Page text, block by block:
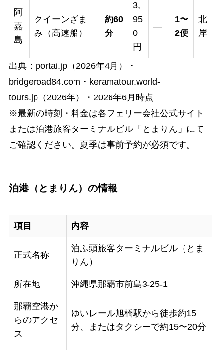
阿
嘉
島
クイーンざま
み（高速船）
約60
分
3,
95
0
円
—
1〜
2便
北
岸
出典：portai.jp（2026年4月）・
bridgeroad84.com・keramatour.world-
tours.jp（2026年）・2026年6月時点
※最新の時刻・料金は各フェリー会社公式サイト
または泊港旅客ターミナルビル「とまりん」にて
ご確認ください。夏季は事前予約が必須です。
泊港（とまりん）の情報
項目 内容
正式名称
泊ふ頭旅客ターミナルビル（とま
りん）
所在地 沖縄県那覇市前島3-25-1
那覇空港か
らのアクセ
ス
ゆいレール旭橋駅から徒歩約15
分、またはタクシーで約15〜20分